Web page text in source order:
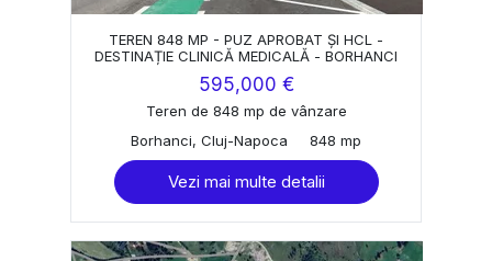
TEREN 848 MP - PUZ APROBAT ȘI HCL -
DESTINAȚIE CLINICĂ MEDICALĂ - BORHANCI
595,000 €
Teren de 848 mp de vânzare
Borhanci, Cluj-Napoca
848 mp
Vezi mai multe detalii